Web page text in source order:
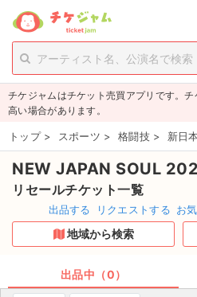
person_add 新規会員登録
チケットを探す
新着チケット
値下げしたチケット
都道府県からチケットを探す
もうすぐ開催のチケット
チケットのリクエスト一覧
チケジャムはチケット売買アプリです。
高い場合があります。
トップ > スポーツ > 格闘技 > 新日
NEW JAPAN SOUL
リセールチケット一覧
出品する リクエストする お
地域から検索
出品中（0）